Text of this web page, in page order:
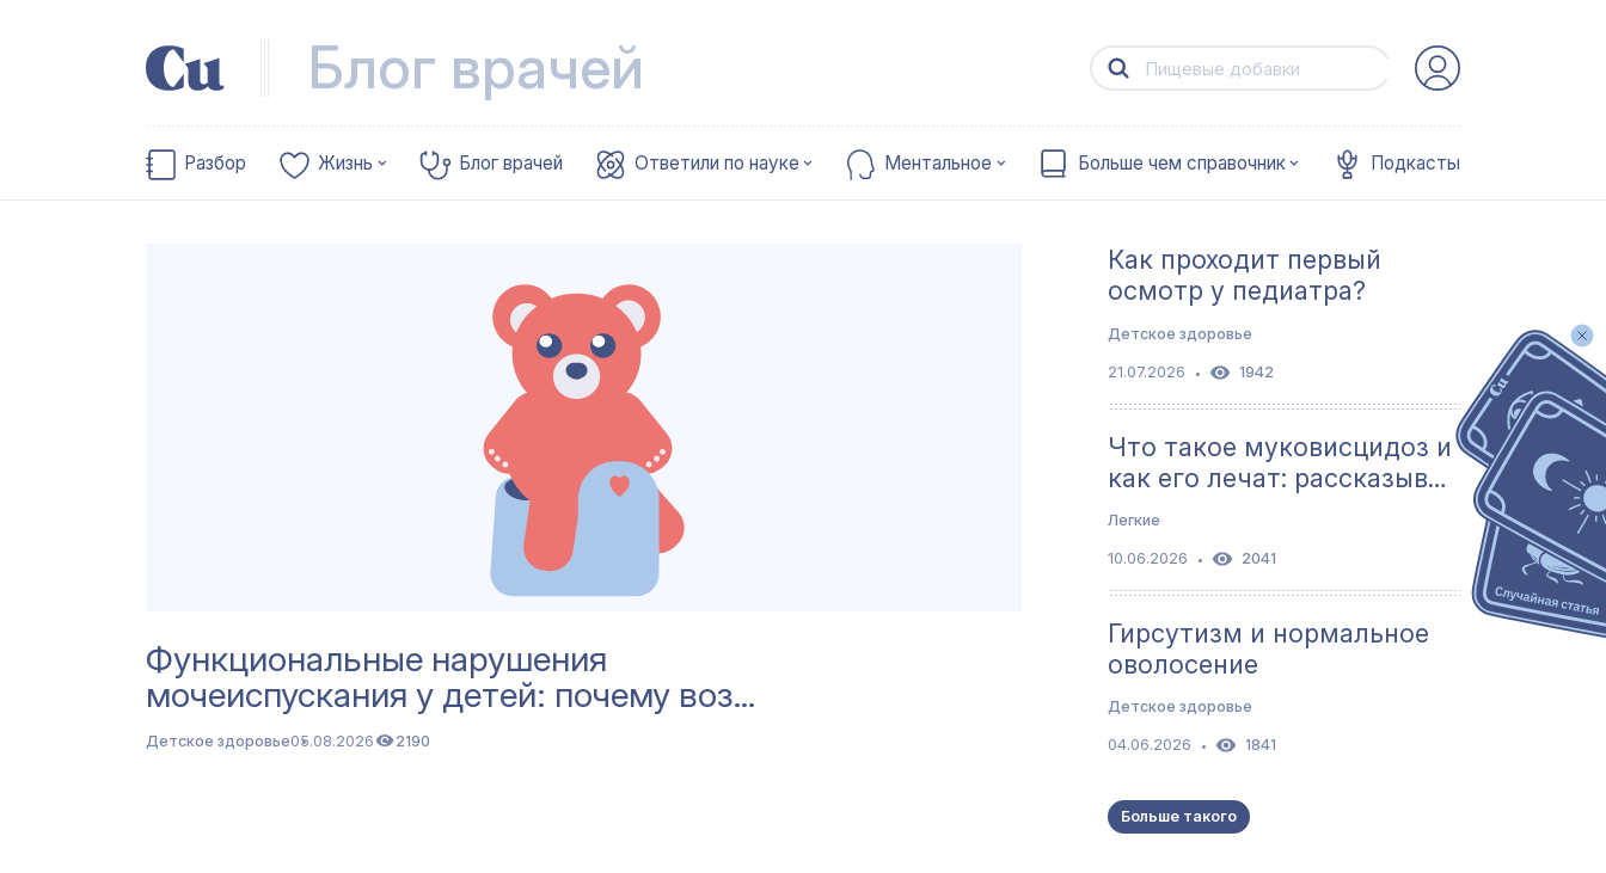
Блог врачей
Разбор Жизнь Блог врачей Ответили по науке Ментальное Больше чем справочник Подкасты
Функциональные нарушения
мочеиспускания у детей: почему воз…
Детское здоровье05.08.2026 2190
Как проходит первый
осмотр у педиатра?
Детское здоровье
21.07.2026 1942
Что такое муковисцидоз и
как его лечат: рассказыв…
Легкие
10.06.2026 2041
Гирсутизм и нормальное
оволосение
Детское здоровье
04.06.2026 1841
Больше такого